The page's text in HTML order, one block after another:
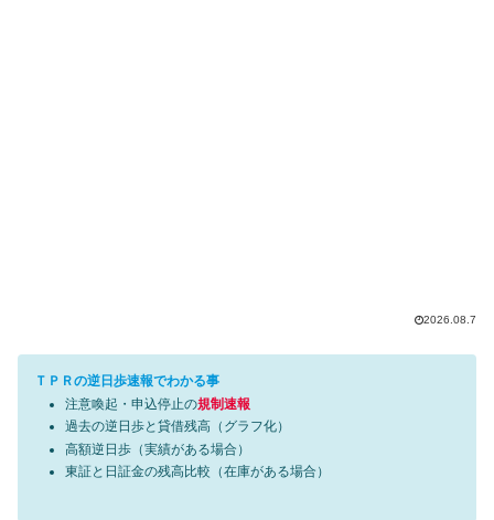
2026.08.7
ＴＰＲの逆日歩速報でわかる事
注意喚起・申込停止の規制速報
過去の逆日歩と貸借残高（グラフ化）
高額逆日歩（実績がある場合）
東証と日証金の残高比較（在庫がある場合）